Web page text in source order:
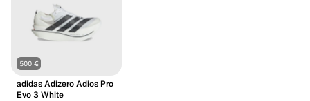
500 €
adidas Adizero Adios Pro
Evo 3 White